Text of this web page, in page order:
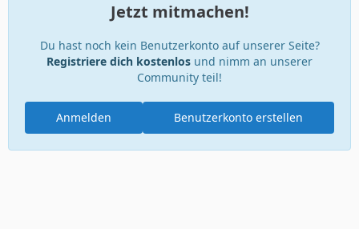
Jetzt mitmachen!
Du hast noch kein Benutzerkonto auf unserer Seite?
Registriere dich kostenlos und nimm an unserer
Community teil!
Benutzerkonto erstellen
Anmelden